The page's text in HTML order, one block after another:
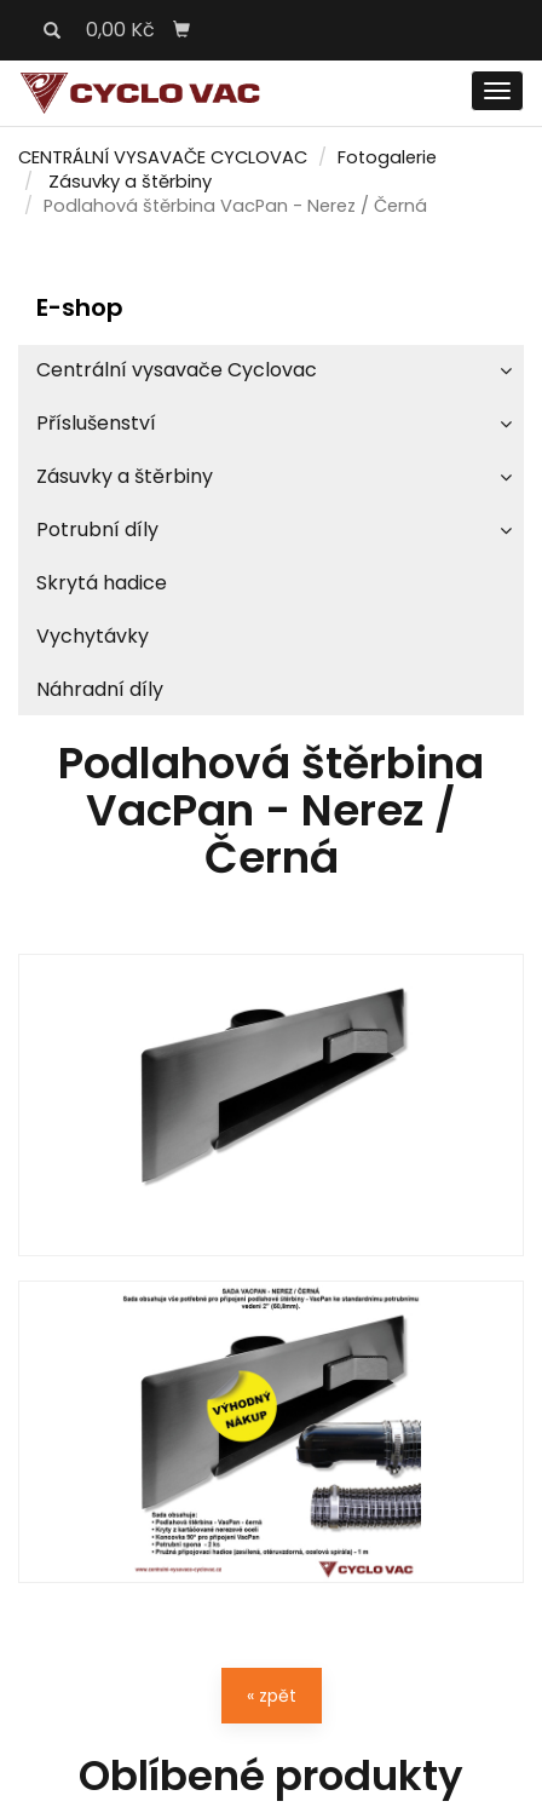
0,00 Kč
CENTRÁLNÍ VYSAVAČE CYCLOVAC
Fotogalerie
Zásuvky a štěrbiny
Podlahová štěrbina VacPan - Nerez / Černá
E-shop
Centrální vysavače Cyclovac
Příslušenství
Zásuvky a štěrbiny
Potrubní díly
Skrytá hadice
Vychytávky
Náhradní díly
Podlahová štěrbina
VacPan - Nerez /
Černá
« zpět
Oblíbené produkty